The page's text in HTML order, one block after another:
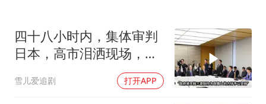
加沙约14万栋建筑被完全摧毁
5万小车卖不动 微型代步车集体遇冷
从科技创新看开局起步的时与势
四十八小时内，集体审判
日本，高市泪洒现场，中
雪儿爱追剧 打开APP